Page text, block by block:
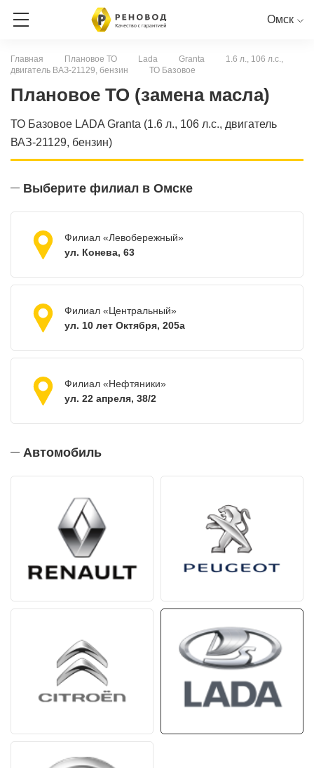
Омск
Главная Плановое ТО Lada Granta
1.6 л., 106 л.с.,
двигатель ВАЗ-21129, бензин
ТО Базовое
Плановое ТО (замена масла)
ТО Базовое LADA Granta (1.6 л., 106 л.с., двигатель
ВАЗ-21129, бензин)
Выберите филиал в Омске
Филиал «Левобережный»
ул. Конева, 63
Филиал «Центральный»
ул. 10 лет Октября, 205а
Филиал «Нефтяники»
ул. 22 апреля, 38/2
Автомобиль
ЗАПИСЬ НА СЕРВИС